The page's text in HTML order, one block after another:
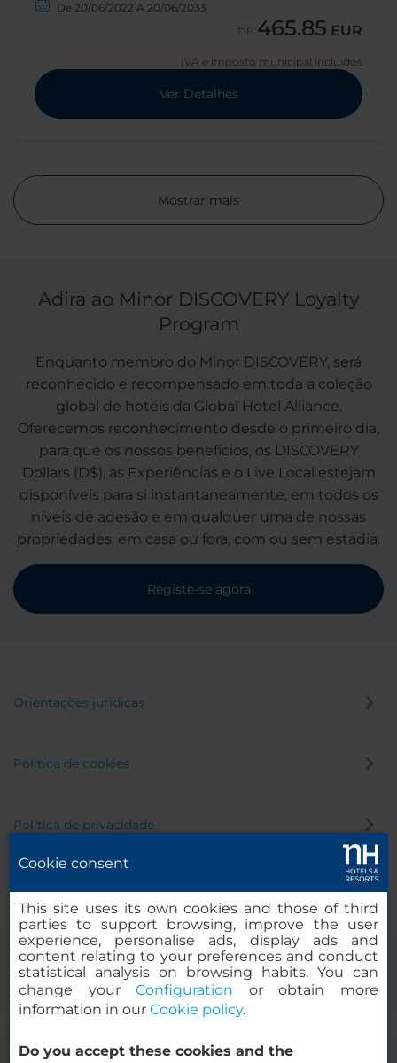
De 20/06/2022 A 20/06/2033
DE 465.85 EUR
IVA e imposto municipal incluídos
Ver Detalhes
Mostrar mais
Adira ao Minor DISCOVERY Loyalty
Program
Enquanto membro do Minor DISCOVERY, será
reconhecido e recompensado em toda a coleção
global de hotéis da Global Hotel Alliance.
Oferecemos reconhecimento desde o primeiro dia,
para que os nossos benefícios, os DISCOVERY
Dollars (D$), as Experiências e o Live Local estejam
disponíveis para si instantaneamente, em todos os
níveis de adesão e em qualquer uma de nossas
propriedades, em casa ou fora, com ou sem estadia.
Registe-se agora
Orientações jurídicas
Política de cookies
Política de privacidade
Cookie consent
This site uses its own cookies and those of third
parties to support browsing, improve the user
experience, personalise ads, display ads and
content relating to your preferences and conduct
statistical analysis on browsing habits. You can
change yourConfiguration or obtain more
information in our Cookie policy.
Do you accept these cookies and the